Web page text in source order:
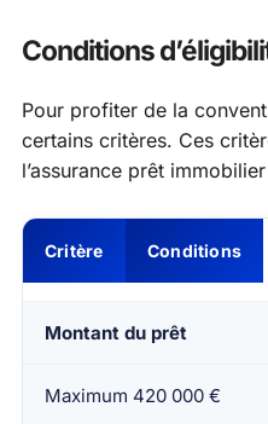
Conditions
Pour profiter de la
certains critères. Ces
l’assurance prêt
Critère Conditions
Montant du prêt
Maximum 420 000 €